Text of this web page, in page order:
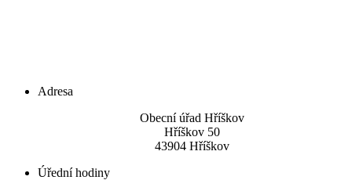
Adresa
Obecní úřad Hříškov
Hříškov 50
43904 Hříškov
Úřední hodiny